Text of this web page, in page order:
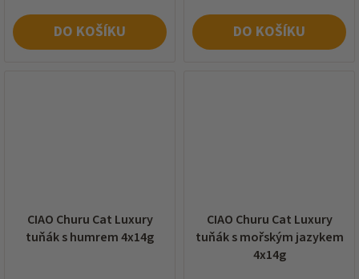
DO KOŠÍKU DO KOŠÍKU
CIAO Churu Cat Luxury
tuňák s humrem 4x14g
CIAO Churu Cat Luxury
tuňák s mořským jazykem
4x14g